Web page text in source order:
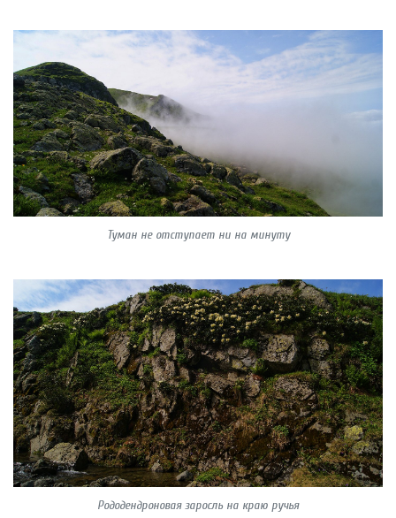
Туман не отступает ни на минуту
Рододендроновая заросль на краю ручья